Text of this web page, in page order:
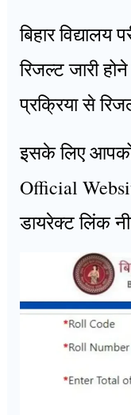
बिहार विद्यालय
रिजल्ट जारी
प्रक्रिया से
इसके लिए
Official
डायरेक्ट लिंक